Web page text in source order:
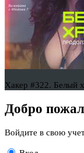
Хакер #322. Белый
Добро
Войдите в свою